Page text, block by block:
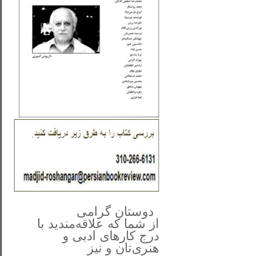
دوستان گرامی
از شما که علاقه‌مندید با
درج کارهای‌ ادبی و
هنری‌تان و نیز